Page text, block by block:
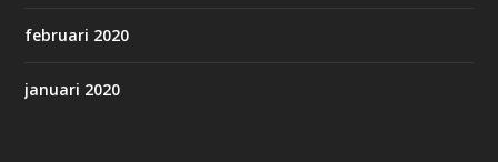
februari 2020
januari 2020